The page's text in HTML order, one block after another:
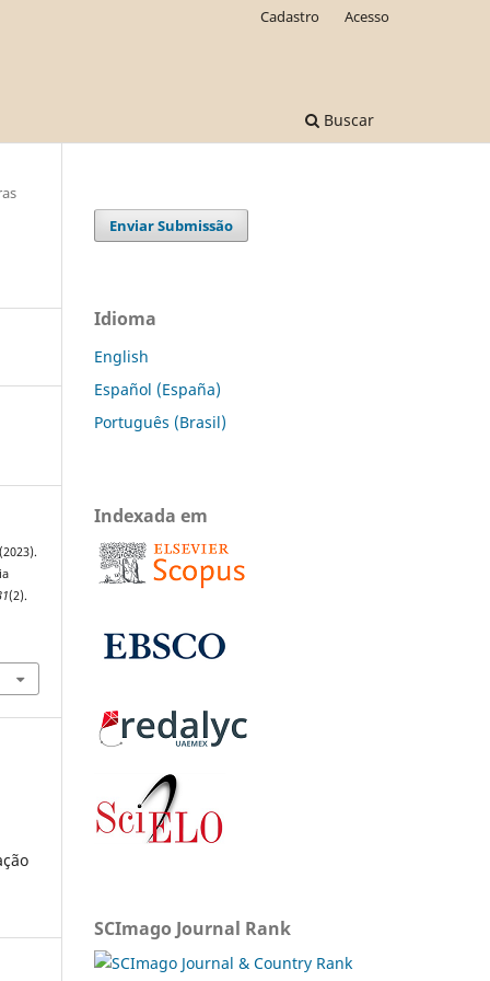
Buscar
Cadastro Acesso
(2).
Enviar Submissão
Idioma
English
Español (España)
Português (Brasil)
Indexada em
SCImago Journal Rank